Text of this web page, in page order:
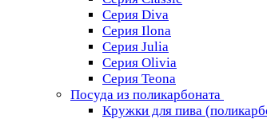
Серия Diva
Серия Ilona
Серия Julia
Серия Olivia
Серия Teona
Посуда из поликарбоната
Кружки для пива